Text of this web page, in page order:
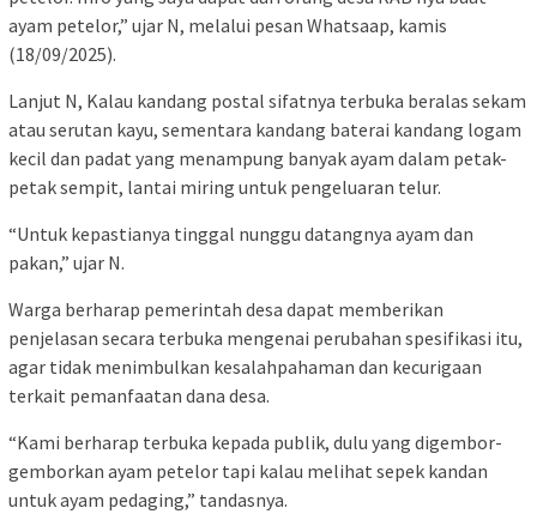
ayam petelor,” ujar N, melalui pesan Whatsaap, kamis
(18/09/2025).
Lanjut N, Kalau kandang postal sifatnya terbuka beralas sekam
atau serutan kayu, sementara kandang baterai kandang logam
kecil dan padat yang menampung banyak ayam dalam petak-
petak sempit, lantai miring untuk pengeluaran telur.
“Untuk kepastianya tinggal nunggu datangnya ayam dan
pakan,” ujar N.
Warga berharap pemerintah desa dapat memberikan
penjelasan secara terbuka mengenai perubahan spesifikasi itu,
agar tidak menimbulkan kesalahpahaman dan kecurigaan
terkait pemanfaatan dana desa.
“Kami berharap terbuka kepada publik, dulu yang digembor-
gemborkan ayam petelor tapi kalau melihat sepek kandan
untuk ayam pedaging,” tandasnya.